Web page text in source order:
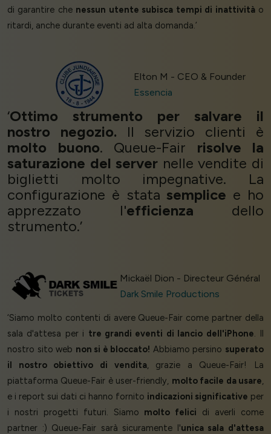
di garantire che nessun utente subisca tempi di inattivitào
ritardi, anche durante eventi ad alta domanda.’
Elton M - CEO & Founder
Essencia
‘Ottimo strumento per salvare il
nostro negozio. Il servizio clienti è
molto buono. Queue-Fair risolve la
saturazione del server nelle vendite di
biglietti molto impegnative. La
configurazione è statasemplice e ho
apprezzato l'efficienza dello
strumento.’
Mickaël Dion - Directeur Général
Dark Smile Productions
‘Siamo molto contenti di avere Queue-Fair come partner della
sala d'attesa per i tre grandi eventi di lancio dell'iPhone. Il
nostro sito web non si è bloccato! Abbiamo persino superato
il nostro obiettivo di vendita, grazie a Queue-Fair! La
piattaforma Queue-Fair è user-friendly, molto facile da usare,
e i report sui dati ci hanno fornito indicazioni significative per
i nostri progetti futuri. Siamo molto felici di averli come
partner :) Queue-Fair sarà sicuramente l'unica sala d'attesa